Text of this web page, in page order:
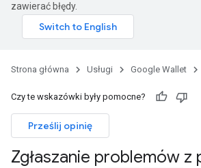
zawierać błędy.
Strona główna Usługi Google Wallet
Czy te wskazówki były pomocne?
Prześlij opinię
Zgłaszanie problemów z